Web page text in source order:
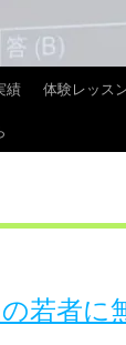
績 体験レッス
若者